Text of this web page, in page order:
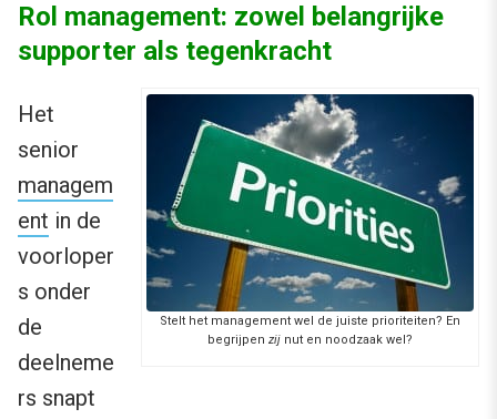
Rol management: zowel belangrijke
supporter als tegenkracht
Stelt het management wel de juiste prioriteiten? En
begrijpen zij nut en noodzaak wel?
Het
senior
managem
ent in de
voorloper
s onder
de
deelneme
rs snapt